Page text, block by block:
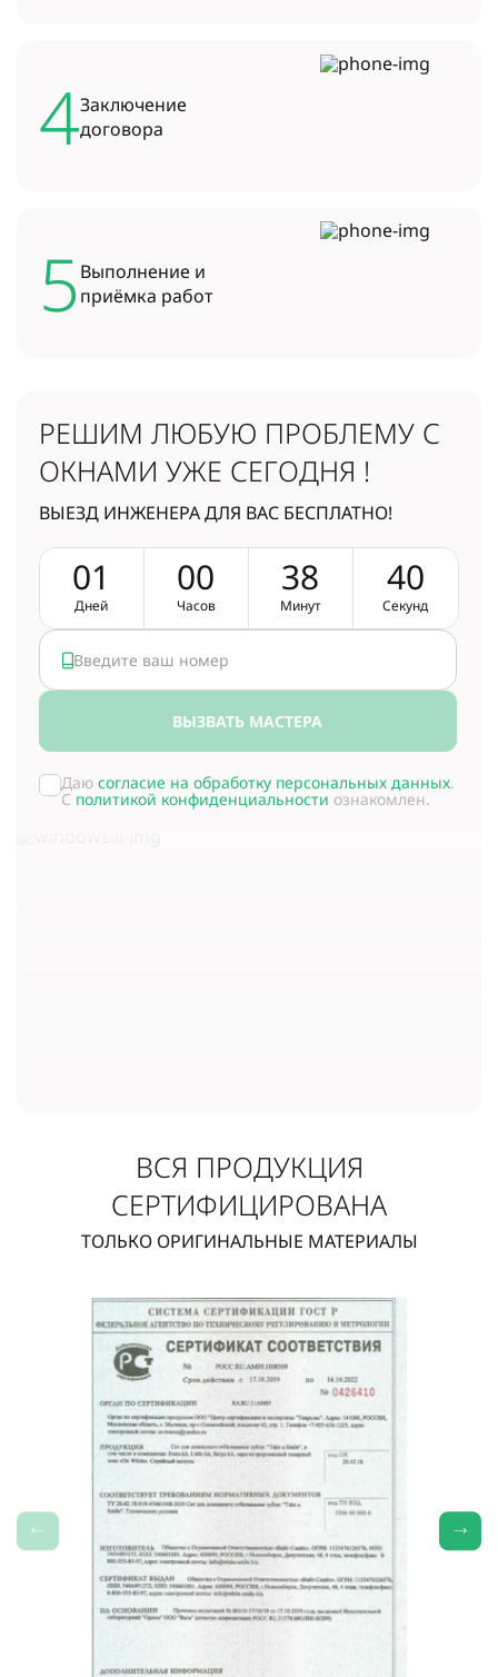
4Заключение
договора
5Выполнение и
приёмка работ
РЕШИМ ЛЮБУЮ ПРОБЛЕМУ С
ОКНАМИ УЖЕ СЕГОДНЯ !
ВЫЕЗД ИНЖЕНЕРА ДЛЯ ВАС БЕСПЛАТНО!
01
Дней
00
Часов
38
Минут
39
Секунд
ВЫЗВАТЬ МАСТЕРА
Даю согласие на обработку персональных данных.
С политикой конфиденциальности ознакомлен.
ВСЯ ПРОДУКЦИЯ
СЕРТИФИЦИРОВАНА
ТОЛЬКО ОРИГИНАЛЬНЫЕ МАТЕРИАЛЫ